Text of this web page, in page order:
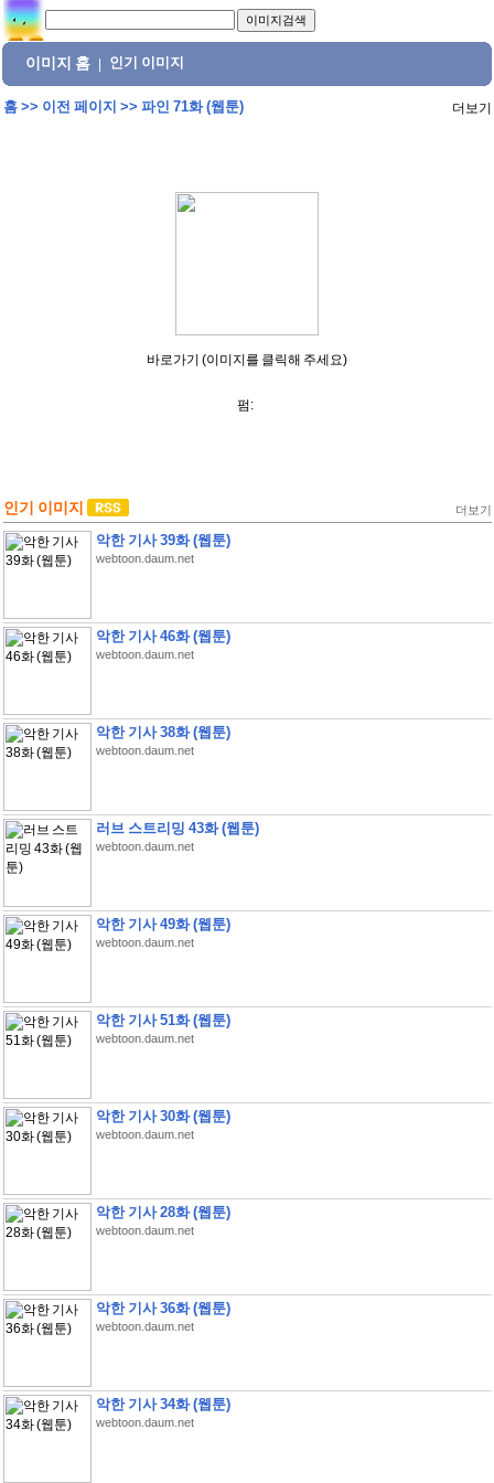
이미지 홈 인기 이미지
홈>> 이전 페이지 >> 파인 71화 (웹툰) 더보기
바로가기 (이미지를 클릭해 주세요)
펌:
인기 이미지 더보기
악한 기사 39화 (웹툰)
webtoon.daum.net
악한 기사 46화 (웹툰)
webtoon.daum.net
악한 기사 38화 (웹툰)
webtoon.daum.net
러브 스트리밍 43화 (웹툰)
webtoon.daum.net
악한 기사 49화 (웹툰)
webtoon.daum.net
악한 기사 51화 (웹툰)
webtoon.daum.net
악한 기사 30화 (웹툰)
webtoon.daum.net
악한 기사 28화 (웹툰)
webtoon.daum.net
악한 기사 36화 (웹툰)
webtoon.daum.net
악한 기사 34화 (웹툰)
webtoon.daum.net